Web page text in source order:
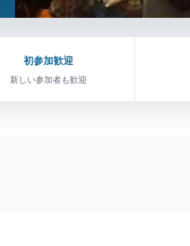
初参加歓迎
新しい参加者も歓迎